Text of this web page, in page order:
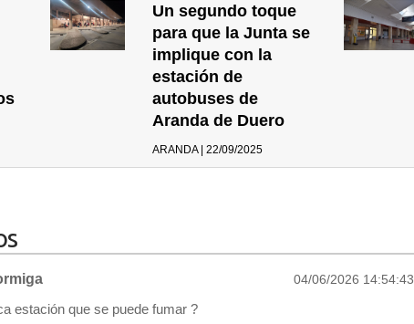
Un segundo toque
para que la Junta se
implique con la
estación de
autobuses de
Aranda de Duero
ARANDA | 22/09/2025
04/06/2026 14:54:43
estación que se puede fumar ?